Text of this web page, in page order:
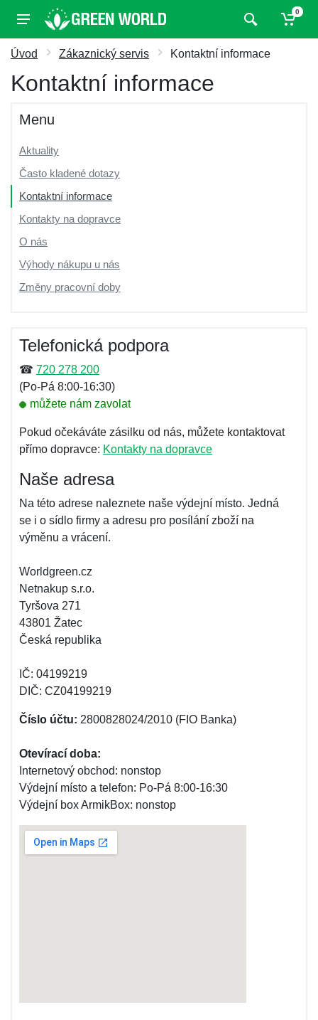
0
Úvod Zákaznický servis Kontaktní informace
Kontaktní informace
Menu
Aktuality
Často kladené dotazy
Kontaktní informace
Kontakty na dopravce
O nás
Výhody nákupu u nás
Změny pracovní doby
Telefonická podpora
☎ 720 278 200
(Po-Pá 8:00-16:30)
můžete nám zavolat
Pokud očekáváte zásilku od nás, můžete kontaktovat
přímo dopravce: Kontakty na dopravce
Naše adresa
Na této adrese naleznete naše výdejní místo. Jedná
se i o sídlo firmy a adresu pro posílání zboží na
výměnu a vrácení.
Worldgreen.cz
Netnakup s.r.o.
Tyršova 271
43801 Žatec
Česká republika
IČ: 04199219
DIČ: CZ04199219
Číslo účtu: 2800828024/2010 (FIO Banka)
Otevírací doba:
Internetový obchod: nonstop
Výdejní místo a telefon: Po-Pá 8:00-16:30
Výdejní box ArmikBox: nonstop